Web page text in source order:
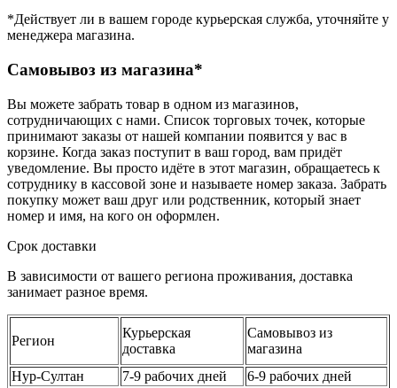
*Действует ли в вашем городе курьерская служба, уточняйте у
менеджера магазина.
Самовывоз из магазина*
Вы можете забрать товар в одном из магазинов,
сотрудничающих с нами. Список торговых точек, которые
принимают заказы от нашей компании появится у вас в
корзине. Когда заказ поступит в ваш город, вам придёт
уведомление. Вы просто идёте в этот магазин, обращаетесь к
сотруднику в кассовой зоне и называете номер заказа. Забрать
покупку может ваш друг или родственник, который знает
номер и имя, на кого он оформлен.
Срок доставки
В зависимости от вашего региона проживания, доставка
занимает разное время.
Регион
Курьерская
доставка
Самовывоз из
магазина
Нур-Султан
7-9 рабочих дней
6-9 рабочих дней